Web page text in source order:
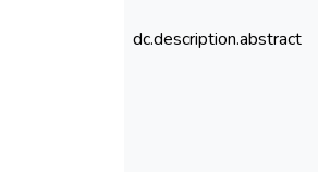
dc.description.abstract